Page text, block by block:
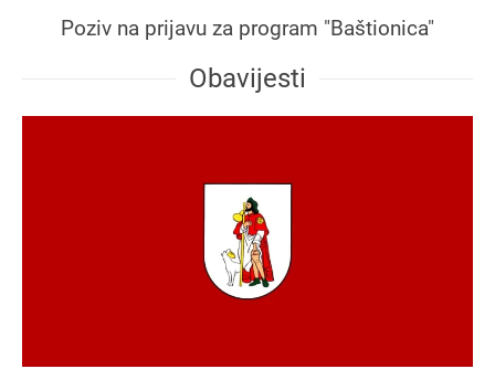
Poziv na prijavu za program "Baštionica"
Obavijesti